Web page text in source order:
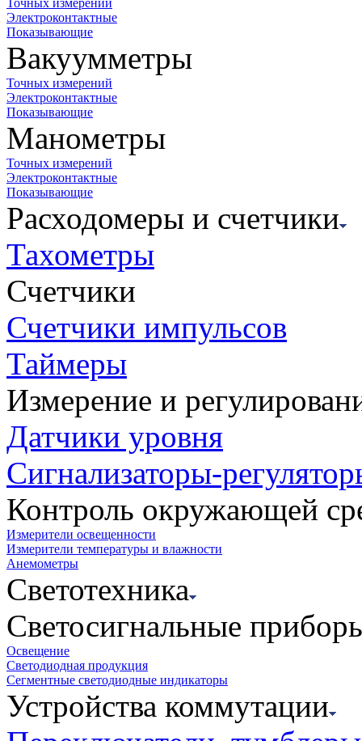
Электроконтактные
Показывающие
Вакуумметры
Точных измерений
Электроконтактные
Показывающие
Манометры
Точных измерений
Электроконтактные
Показывающие
Расходомеры и счетчики
Тахометры
Счетчики
Счетчики импульсов
Таймеры
Измерение и
Датчики уровня
Сигнализаторы-
Контроль окружающей
Измерители освещенности
Измерители температуры и влажности
Анемометры
Светотехника
Светосигнальные
Освещение
Светодиодная продукция
Сегментные светодиодные индикаторы
Устройства коммутации